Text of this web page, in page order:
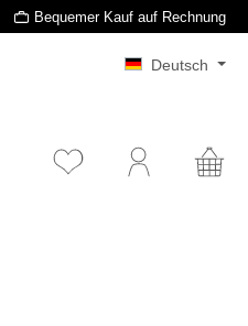
Bequemer Kauf auf Rechnung
Deutsch